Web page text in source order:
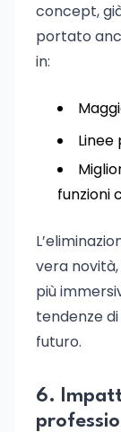
concept,
portato
in:
Linee
funzioni
vera
più
tendenze
futuro.
6.